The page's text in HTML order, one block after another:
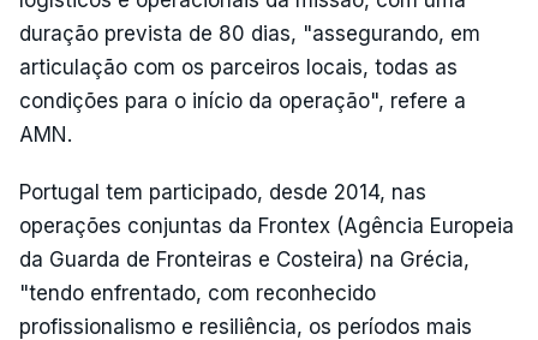
duração prevista de 80 dias, "assegurando, em
articulação com os parceiros locais, todas as
condições para o início da operação", refere a
AMN.
Portugal tem participado, desde 2014, nas
operações conjuntas da Frontex (Agência Europeia
da Guarda de Fronteiras e Costeira) na Grécia,
"tendo enfrentado, com reconhecido
profissionalismo e resiliência, os períodos mais